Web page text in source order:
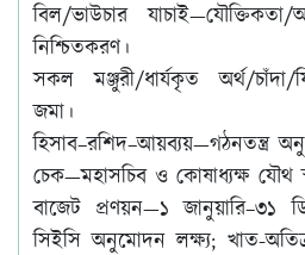
বিল/ভাউচার
নিশ্চিতকরণ।
সকল মঞ্জুরী/ধার্যকৃত অর্থ/
জমা।
হিসাব–রশিদ–আয়ব্যয়—গঠনতন্ত্র
চেক—মহাসচিব ও কোষাধ্যক্ষ যৌথ
বাজেট প্রণয়ন—১ জানুয়ারি–৩১
সিইসি অনুমোদন লক্ষ্য; খাত-